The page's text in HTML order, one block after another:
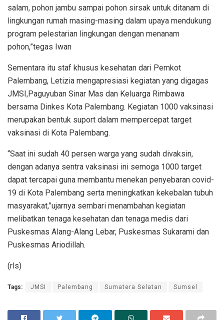
salam, pohon jambu sampai pohon sirsak untuk ditanam di
lingkungan rumah masing-masing dalam upaya mendukung
program pelestarian lingkungan dengan menanam
pohon,”tegas Iwan
Sementara itu staf khusus kesehatan dari Pemkot
Palembang, Letizia mengapresiasi kegiatan yang digagas
JMSI,Paguyuban Sinar Mas dan Keluarga Rimbawa
bersama Dinkes Kota Palembang. Kegiatan 1000 vaksinasi
merupakan bentuk suport dalam mempercepat target
vaksinasi di Kota Palembang.
“Saat ini sudah 40 persen warga yang sudah divaksin,
dengan adanya sentra vaksinasi ini semoga 1000 target
dapat tercapai guna membantu menekan penyebaran covid-
19 di Kota Palembang serta meningkatkan kekebalan tubuh
masyarakat,”ujarnya sembari menambahan kegiatan
melibatkan tenaga kesehatan dan tenaga medis dari
Puskesmas Alang-Alang Lebar, Puskesmas Sukarami dan
Puskesmas Ariodillah.
(rls)
Tags: JMSI Palembang Sumatera Selatan Sumsel